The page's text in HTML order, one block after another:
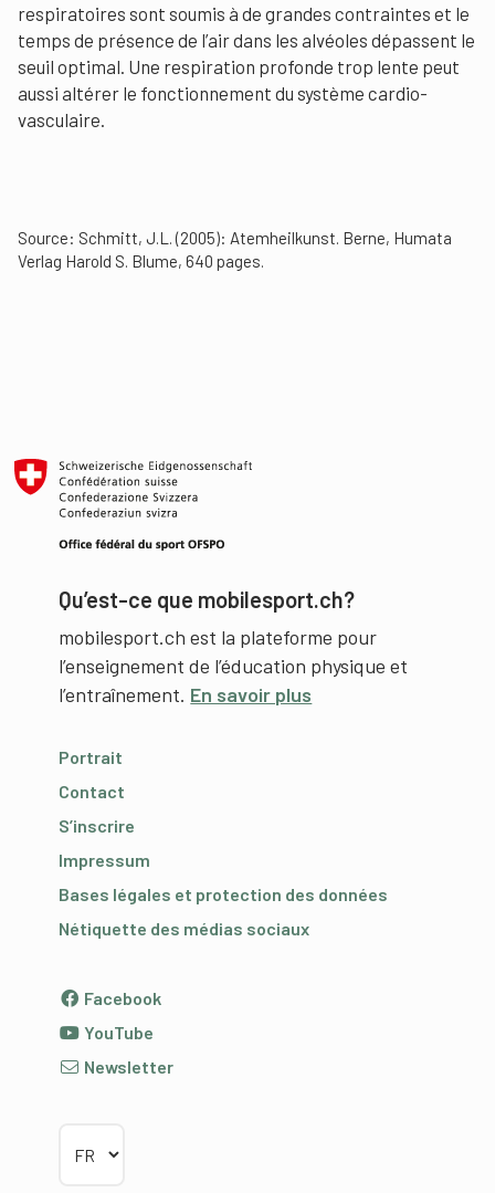
respiratoires sont soumis à de grandes contraintes et le
temps de présence de l’air dans les alvéoles dépassent le
seuil optimal. Une respiration profonde trop lente peut
aussi altérer le fonctionnement du système cardio-
vasculaire.
Source: Schmitt, J.L. (2005): Atemheilkunst. Berne, Humata
Verlag Harold S. Blume, 640 pages.
Qu’est-ce que mobilesport.ch?
mobilesport.ch est la plateforme pour
l’enseignement de l’éducation physique et
l’entraînement. En savoir plus
Portrait
Contact
S’inscrire
Impressum
Bases légales et protection des données
Nétiquette des médias sociaux
Facebook
YouTube
Newsletter